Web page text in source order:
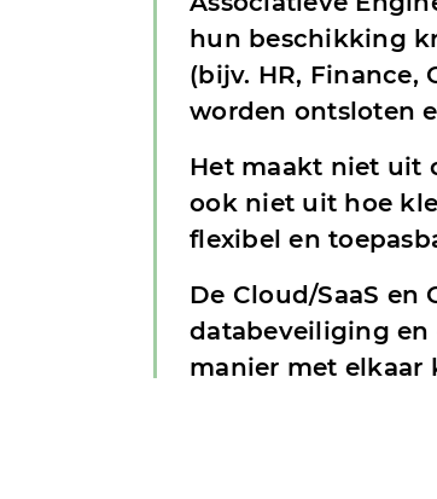
hun beschikking
(bijv. HR, Finance,
worden ontsloten
Het maakt niet uit
ook niet uit hoe
flexibel en
De Cloud/SaaS
databeveiliging en
manier met elkaar